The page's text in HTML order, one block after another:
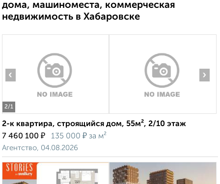
дома, машиноместа, коммерческая
недвижимость в Хабаровске
2/1
‹ ›
2-к квартира, строящийся дом, 55м², 2/10 этаж
7 460 100 ₽ 135 000 ₽ за м²
Агентство, 04.08.2026